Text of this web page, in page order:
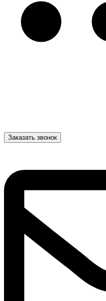
Заказать звонок